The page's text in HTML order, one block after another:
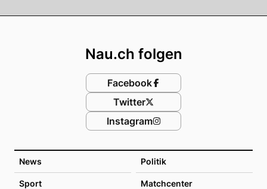
News Politik
Sport Matchcenter
Nau.ch folgen
Facebook
Twitter
Instagram